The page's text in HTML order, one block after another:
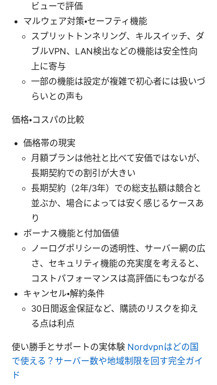
ビューで評価
マルウェア対策・セーフティ機能
スプリットトンネリング、キルスイッチ、ダ
ブルVPN、LAN検出などの機能は安全性向
上に寄与
一部の機能は設定が複雑で初心者には扱いづ
らいとの声も
価格・コスパの比較
価格帯の現実
月額プランは他社と比べて安価ではないが、
長期契約での割引が大きい
長期契約（2年/3年）での総支払額は競合と
並ぶか、場合によっては安く感じるケースあ
り
ボーナス機能と付加価値
ノーログポリシーの透明性、サーバー網の広
さ、セキュリティ機能の充実度を考えると、
コストパフォーマンスは高評価にもつながる
キャンセル・解約条件
30日間返金保証など、購読のリスクを抑え
る点は利点
使い勝手とサポートの実体験 Nordvpnはどの国
で使える？サーバー数や地域制限を回す完全ガイ
ド